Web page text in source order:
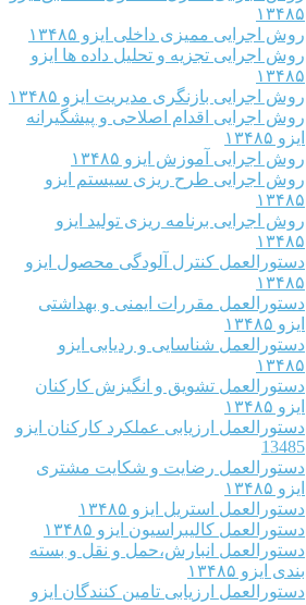
۱۳۴۸۵
روش اجرایی ممیزی داخلی ایزو ۱۳۴۸۵
روش اجرایی تجزیه و تحلیل داده ها ایزو
۱۳۴۸۵
روش اجرایی بازنگری مدیریت ایزو ۱۳۴۸۵
روش اجرایی اقدام اصلاحی و پیشگیرانه
ایزو ۱۳۴۸۵
روش اجرایی آموزش ایزو ۱۳۴۸۵
روش اجرایی طرح ریزی سیستم ایزو
۱۳۴۸۵
روش اجرایی برنامه ریزی تولید ایزو
۱۳۴۸۵
دستورالعمل کنترل آلودگی محصول ایزو
۱۳۴۸۵
دستورالعمل مقررات ایمنی و بهداشتی
ایزو ۱۳۴۸۵
دستورالعمل شناسایی و ردیابی ایزو
۱۳۴۸۵
دستورالعمل تشویق و انگیزش کارکنان
ایزو ۱۳۴۸۵
دستورالعمل ارزیابی عملکرد کارکنان ایزو
13485
دستورالعمل رضایت و شکایت مشتری
ایزو ۱۳۴۸۵
دستورالعمل استریل ایزو ۱۳۴۸۵
دستورالعمل کالیبراسیون ایزو ۱۳۴۸۵
دستورالعمل انبارش،حمل و نقل و بسته
بندی ایزو ۱۳۴۸۵
دستورالعمل ارزیابی تامین کنندگان ایزو